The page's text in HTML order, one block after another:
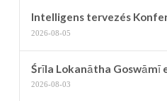
Intelligens tervezés
2026-08-05
Śrīla Lokanātha Goswāmī
2026-08-03